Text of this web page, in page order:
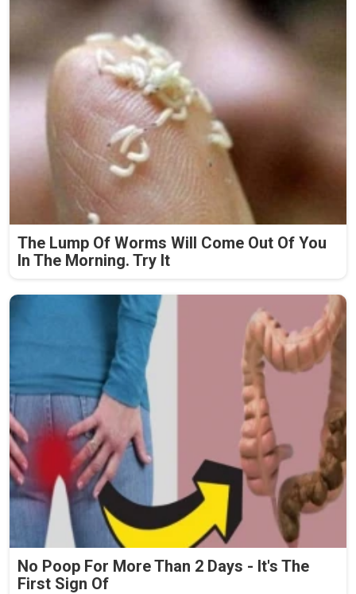
The Lump Of Worms Will Come Out Of You
In The Morning. Try It
No Poop For More Than 2 Days - It's The
First Sign Of